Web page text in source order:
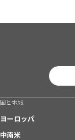
国と地域
ヨーロッパ
中南米